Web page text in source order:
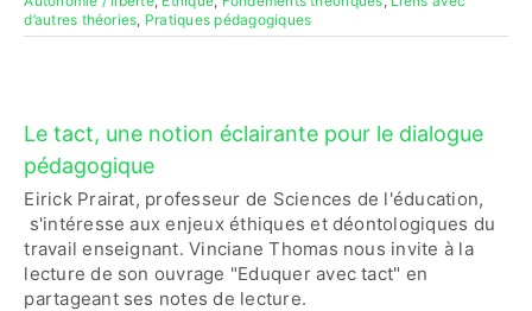
d’autres théories Pratiques pédagogiques
Le tact, une notion éclairante pour le dialogue
pédagogique
Eirick Prairat, professeur de Sciences de l'éducation,
s'intéresse aux enjeux éthiques et déontologiques du
travail enseignant. Vinciane Thomas nous invite à la
lecture de son ouvrage "Eduquer avec tact" en
partageant ses notes de lecture.